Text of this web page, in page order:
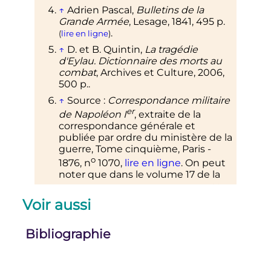
↑ Adrien Pascal, Bulletins de la
Grande Armée, Lesage, 1841, 495 p.
(lire en ligne).
↑ D. et B. Quintin, La tragédie
d'Eylau. Dictionnaire des morts au
combat, Archives et Culture, 2006,
500 p..
↑ Source : Correspondance militaire
de Napoléon Ier, extraite de la
correspondance générale et
publiée par ordre du ministère de la
guerre, Tome cinquième, Paris -
1876, no 1070, lire en ligne. On peut
noter que dans le volume 17 de la
er
Éditions Plon, 1868 (
décret est intitulé «
seulement.
Voir aussi
Bibliographie